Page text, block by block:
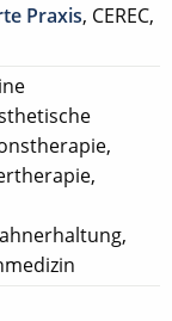
Praxis, CEREC,